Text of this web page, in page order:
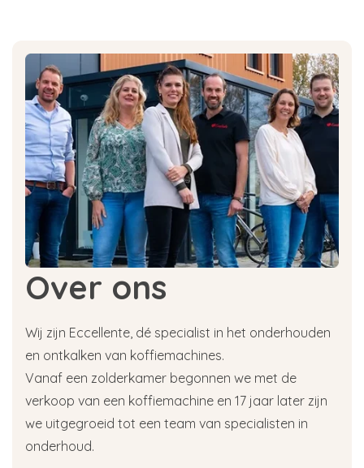
Over ons
Wij zijn Eccellente, dé specialist in het onderhouden
en ontkalken van koffiemachines.
Vanaf een zolderkamer begonnen we met de
verkoop van een koffiemachine en 17 jaar later zijn
we uitgegroeid tot een team van specialisten in
onderhoud.